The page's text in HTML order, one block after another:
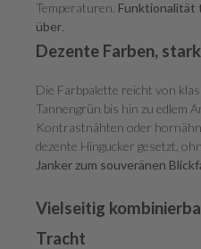
Temperaturen. Funktionalität
über
Dezente Farben,
Die Farbpalette reicht von
Tannengrün bis hin zu edlem
Kontrastnähten oder
dezente Hingucker gesetzt,
Janker zum souveränen
Vielseitig
Tracht